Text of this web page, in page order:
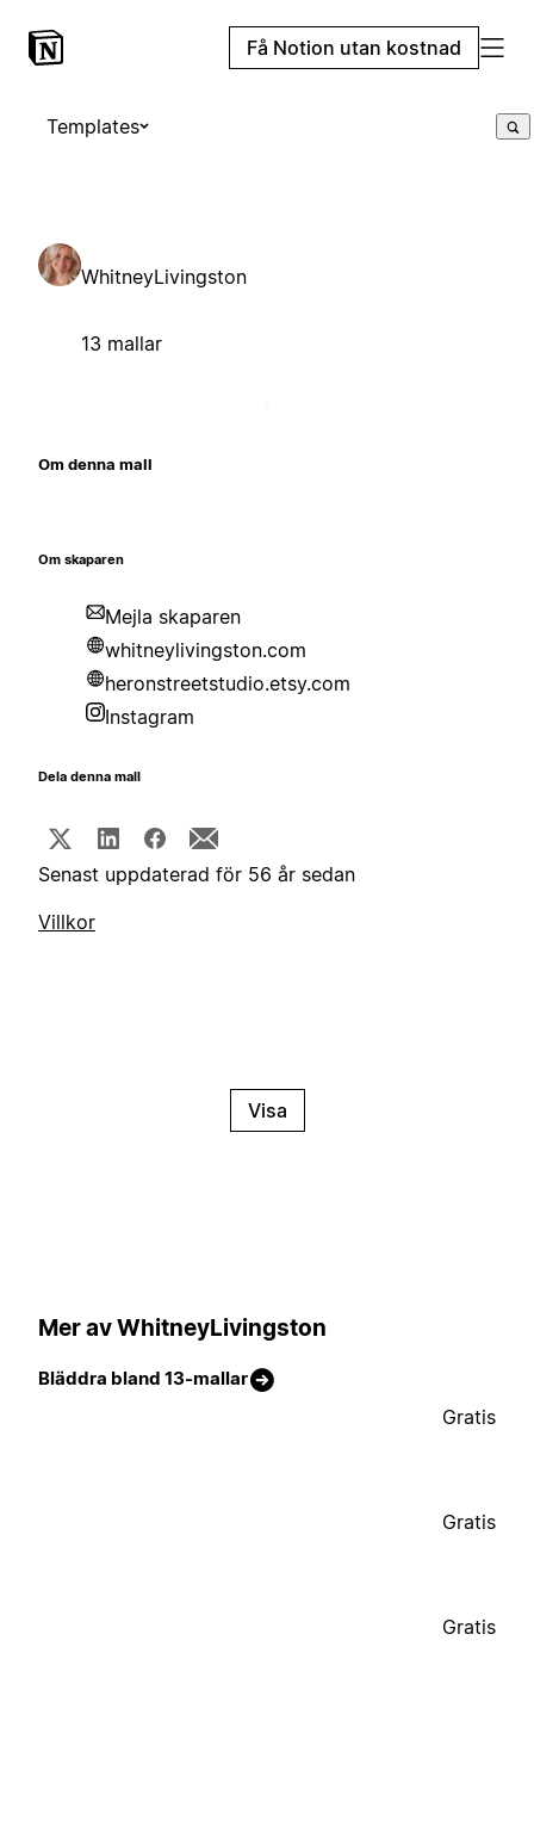
Få Notion utan kostnad
Templates
WhitneyLivingston
13 mallar
Om denna mall
Om skaparen
Mejla skaparen
whitneylivingston.com
heronstreetstudio.etsy.com
Instagram
Dela denna mall
Senast uppdaterad för 56 år sedan
Villkor
Visa
Mer av WhitneyLivingston
Bläddra bland 13-mallar
Gratis
Gratis
Gratis